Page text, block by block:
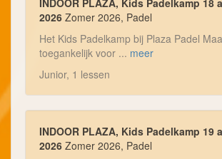
INDOOR PLAZA, Kids Padelkamp 18
2026 Zomer 2026, Padel
Het Kids Padelkamp bij Plaza Padel
toegankelijk voor ... meer
Junior, 1 lessen
INDOOR PLAZA, Kids Padelkamp 19
2026 Zomer 2026, Padel